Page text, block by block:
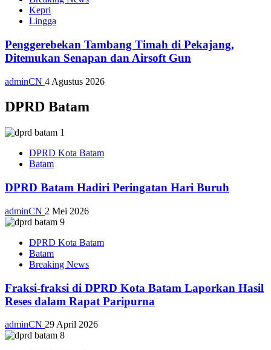
Kepri
Lingga
Penggerebekan Tambang Timah di Pekajang,
Ditemukan Senapan dan Airsoft Gun
adminCN 4 Agustus 2026
DPRD Batam
DPRD Kota Batam
Batam
DPRD Batam Hadiri Peringatan Hari Buruh
adminCN 2 Mei 2026
DPRD Kota Batam
Batam
Breaking News
Fraksi-fraksi di DPRD Kota Batam Laporkan Hasil
Reses dalam Rapat Paripurna
adminCN 29 April 2026